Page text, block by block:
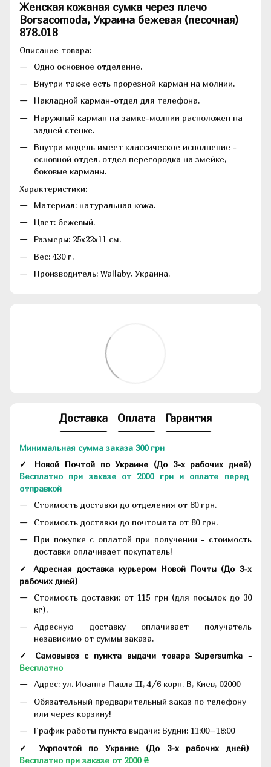
Женская кожаная сумка через плечо
Borsacomoda, Украина бежевая (песочная)
878.018
Описание товара:
Одно основное отделение.
Внутри также есть прорезной карман на молнии.
Накладной карман-отдел для телефона.
Наружный карман на замке-молнии расположен на
задней стенке.
Внутри модель имеет классическое исполнение -
основной отдел, отдел перегородка на змейке,
боковые карманы.
Характеристики:
Материал: натуральная кожа.
Цвет: бежевый.
Размеры: 25х22х11 см.
Вес: 430 г.
Производитель: Wallaby, Украина.
Доставка Оплата Гарантия
Минимальная сумма заказа 300 грн
✓ Новой Почтой по Украине (До 3-х рабочих дней)
Бесплатно при заказе от 2000 грн и оплате перед
отправкой
Стоимость доставки до отделения от 80 грн.
Стоимость доставки до почтомата от 80 грн.
При покупке с оплатой при получении - стоимость
доставки оплачивает покупатель!
✓ Адресная доставка курьером Новой Почты (До 3-х
рабочих дней)
Стоимость доставки: от 115 грн (для посылок до 30
кг).
Адресную доставку оплачивает получатель
независимо от суммы заказа.
✓ Самовывоз с пункта выдачи товара Supersumka -
Бесплатно
Адрес: ул. Иоанна Павла II, 4/6 корп. В, Киев, 02000
Обязательный предварительный заказ по телефону
или через корзину!
График работы пункта выдачи: Будни: 11:00–18:00
✓ Укрпочтой по Украине (До 3-х рабочих дней)
Бесплатно при заказе от 2000 ₴